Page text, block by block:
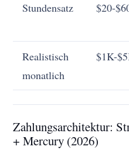
Stundensatz $20-
Realistisch
monatlich
$1K-
Zahlungsarchitektur:
+ Mercury (2026)